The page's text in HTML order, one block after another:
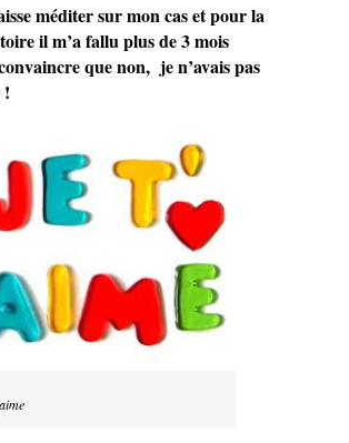
méditer sur mon cas et pour la
il m’a fallu plus de 3 mois
que non, je n’avais pas
!